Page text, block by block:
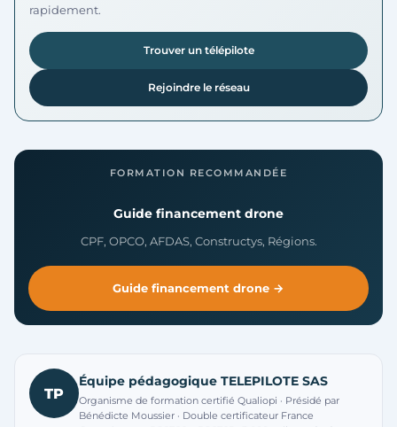
rapidement.
Trouver un télépilote
Rejoindre le réseau
FORMATION RECOMMANDÉE
Guide financement drone
CPF, OPCO, AFDAS, Constructys, Régions.
Guide financement drone →
TP
Équipe pédagogique TELEPILOTE SAS
Organisme de formation certifié Qualiopi · Présidé par
Bénédicte Moussier · Double certificateur France